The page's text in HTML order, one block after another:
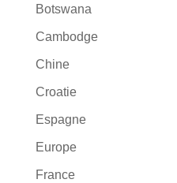
Botswana
Cambodge
Chine
Croatie
Espagne
Europe
France